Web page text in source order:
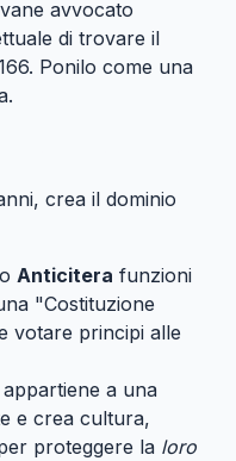
avvocato
di trovare il
Ponilo come una
crea il dominio
Anticitera funzioni
"Costituzione
votare principi alle
a una
e crea cultura,
proteggere la loro